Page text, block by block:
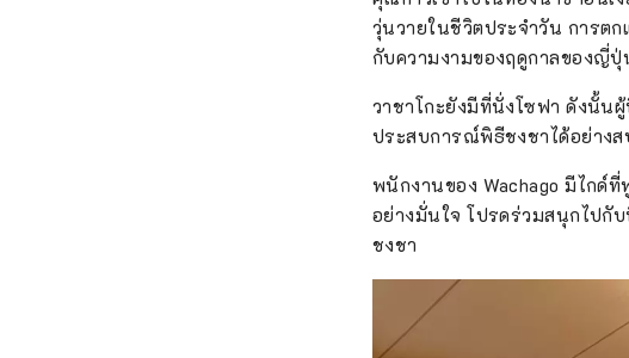
วุ่นวายในชีวิตประจำวัน การต
กับความงามของฤดูกาลของญี่ปุ่
วาชาโกะยังมีที่นั่งโซฟา ดังนั้น
ประสบการณ์พิธีชงชาได้อย่างส
พนักงานของ Wachago มีไกด์
อย่างมั่นใจ โปรดร่วมสนุกไปกั
ชงชา